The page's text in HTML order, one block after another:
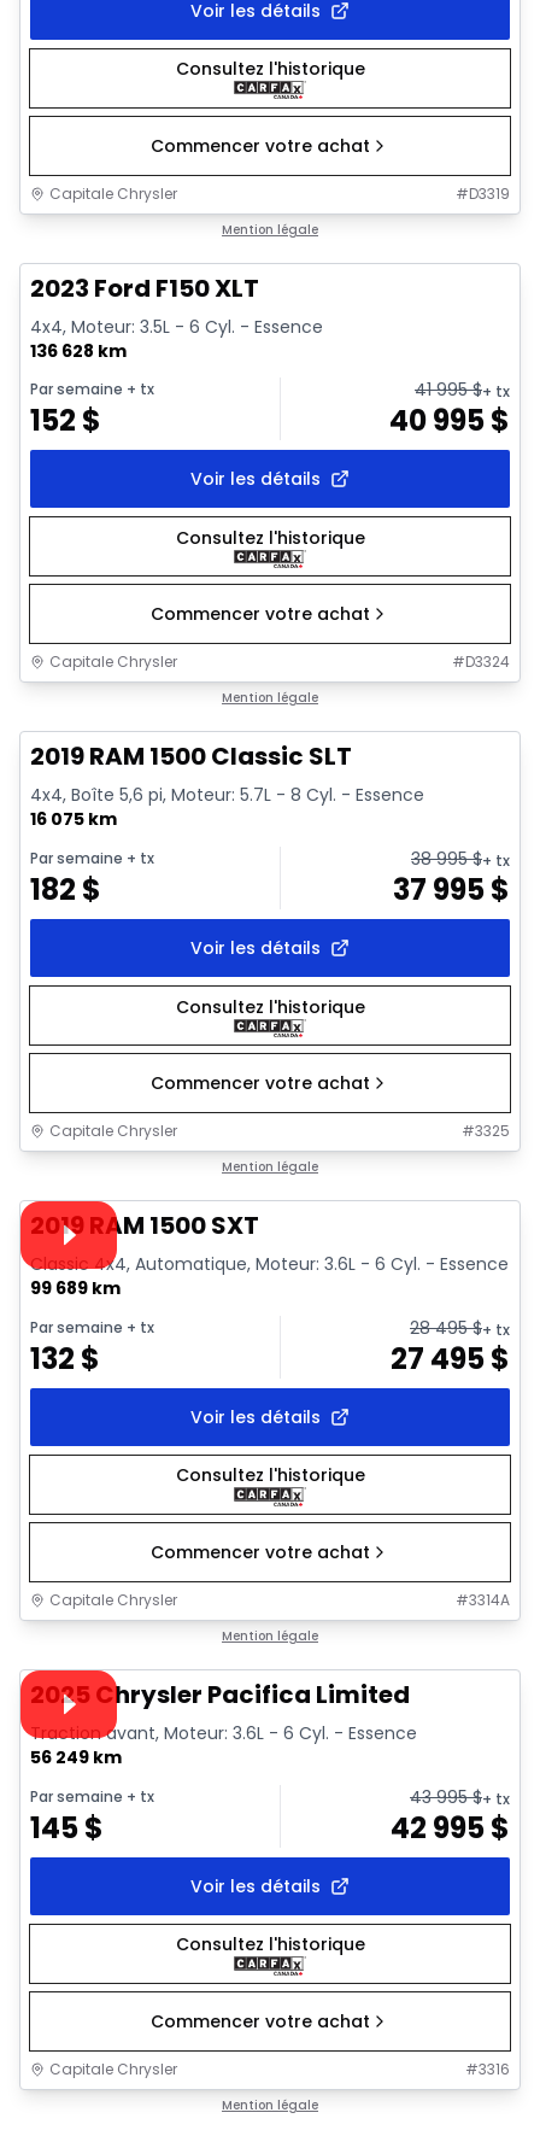
Voir les détails
Consultez l'historique
Commencer votre achat
Capitale Chrysler #D3319
Mention légale
2023 Ford F150 XLT
4x4, Moteur: 3.5L - 6 Cyl. - Essence
136 628 km
Par semaine + tx
152 $
41 995$+ tx
40 995$
Voir les détails
Consultez l'historique
Commencer votre achat
Capitale Chrysler #D3324
Mention légale
2019 RAM 1500 Classic SLT
4x4, Boîte 5,6 pi, Moteur: 5.7L - 8 Cyl. - Essence
16 075 km
Par semaine + tx
182 $
38 995$+ tx
37 995$
Voir les détails
Consultez l'historique
Commencer votre achat
Capitale Chrysler #3325
Mention légale
Vidéo disponible
2019 RAM 1500 SXT
Classic 4x4, Automatique, Moteur: 3.6L - 6 Cyl. - Essence
99 689 km
Par semaine + tx
132 $
28 495$+ tx
27 495$
Voir les détails
Consultez l'historique
Commencer votre achat
Capitale Chrysler #3314A
Mention légale
Vidéo disponible
2025 Chrysler Pacifica Limited
Traction avant, Moteur: 3.6L - 6 Cyl. - Essence
56 249 km
Par semaine + tx
145$
43 995$+ tx
42 995$
Voir les détails
Consultez l'historique
Commencer votre achat
Capitale Chrysler #3316
Mention légale